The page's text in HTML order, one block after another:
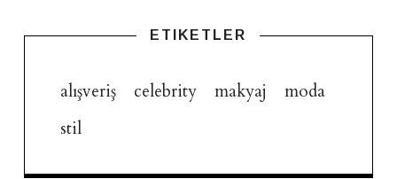
ETIKETLER
alışveriş celebrity makyaj
moda
stil